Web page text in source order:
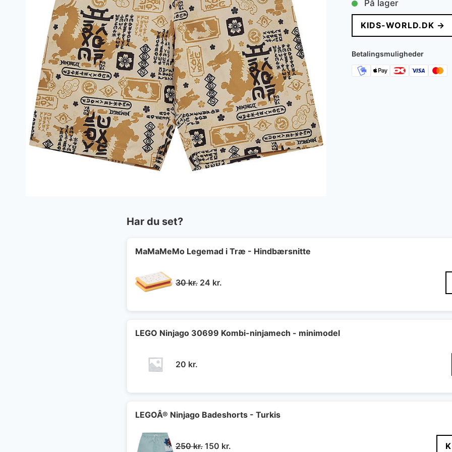
pris
var:
250 kr..
pris
er:
På lager
KIDS-WORLD.DK →
Betalingsmuligheder
Har du set?
MaMaMeMo Legemad i Træ - Hindbærsnitte
30kr. Den
30 kr..
24 kr.
24 kr..
LEGO Ninjago 30699 Kombi-ninjamech - minimodel
20 kr.
LEGOÂ® Ninjago Badeshorts - Turkis
250kr. Den
150 kr.